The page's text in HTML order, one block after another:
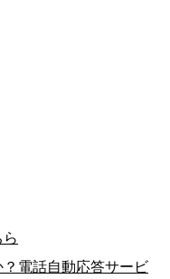
電話自動応答サービ